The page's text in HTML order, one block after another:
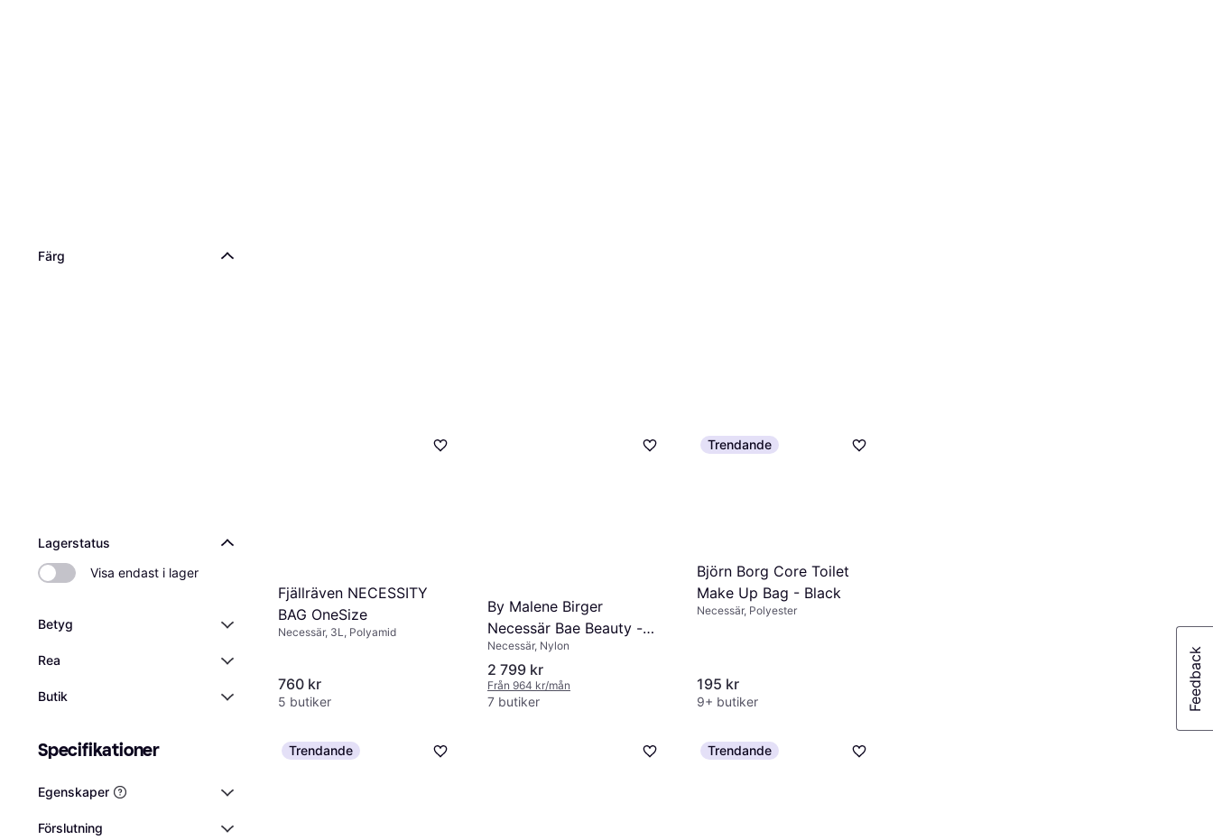
Färg
Lagerstatus
Visa endast i lager
Betyg
Rea
Butik
Specifikationer
Egenskaper
Förslutning
Fjällräven NECESSITY
BAG OneSize
Necessär, 3L, Polyamid
760 kr
5 butiker
By Malene Birger
Necessär Bae Beauty -
Svart
Necessär, Nylon
2 799 kr
Från 964 kr/mån
7 butiker
Trendande
Björn Borg Core Toilet
Make Up Bag - Black
Necessär, Polyester
195 kr
9+ butiker
Trendande Trendande